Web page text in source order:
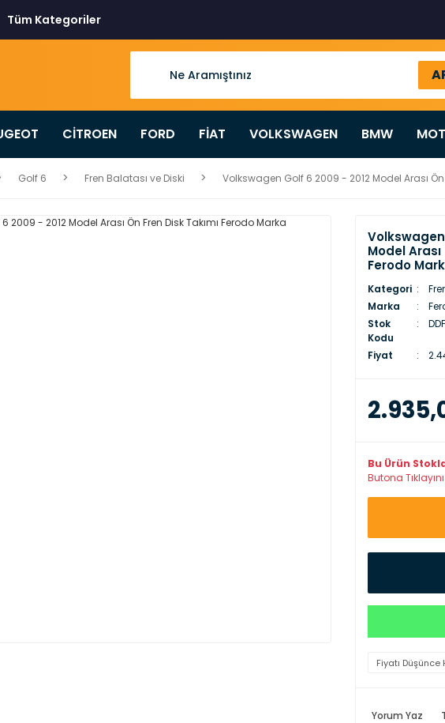
Tüm Kategoriler
CİTROEN FORD FİAT VOLKSWAGEN BMW
Golf 6 Fren Balatası ve Diski Volkswagen Golf 6 2009 - 2012 Model Arası Ön
Model Arası
Ferodo
Kategori
Marka
Stok
Kodu
Fiyat
Bu Ürün
Butona
Fiyatı Düşünce
Yorum Yaz